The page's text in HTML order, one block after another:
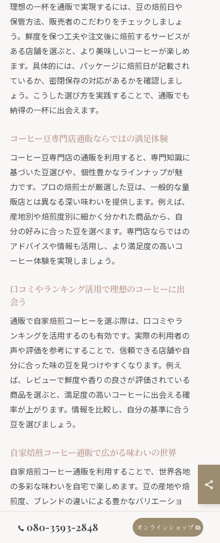
理想の一杯を通販で実現するには、豆の焙煎日や
保管方法、販売者のこだわりをチェックしましょ
う。鮮度を保つ工夫や注文後に焙煎するサービスが
ある店舗を選ぶと、より美味しいコーヒーが楽しめ
ます。具体的には、パッケージに焙煎日が記載され
ているか、密閉保存の対応があるかを確認しまし
ょう。こうした選び方を実践することで、通販でも
納得の一杯に出会えます。
コーヒー豆専門店通販ならではの満足体験
コーヒー豆専門店の通販を利用すると、専門知識に
基づいた豆選びや、個性豊かなラインナップが魅
力です。プロの焙煎士が厳選した豆は、一般的な量
販店とは異なる深い味わいを提供します。例えば、
産地別や焙煎度別に細かく分かれた商品から、自
分の好みに合った豆を選べます。専門店ならではの
アドバイスや情報も活用し、より満足度の高いコ
ーヒー体験を実現しましょう。
口コミやランキング活用で理想のコーヒーに出
会う
通販で自家焙煎コーヒーを選ぶ際は、口コミやラ
ンキングを活用するのも有効です。実際の利用者の
声や評価を参考にすることで、信頼できる店舗や自
分に合った味の豆を見つけやすくなります。例え
ば、レビューで鮮度や香りの良さが評価されている
商品を選ぶと、満足度の高いコーヒーに出会える確
率が上がります。情報を比較し、自分の基準に合う
豆を選びましょう。
自家焙煎コーヒー通販で広がる味わいの世界
自家焙煎コーヒー通販を利用することで、世界各地
の多彩な味わいを自宅で楽しめます。豆の産地や焙
煎度、ブレンドの違いによる豊かなバリエーショ
ンが、コーヒータイムをより充実したものにして
くれます。例えば、月替わりの豆や限定ブレンドを
080-3593-2848 オンラインショップ